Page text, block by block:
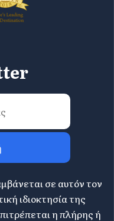
σε αυτόν τον
ιδιοκτησία της
η πλήρης ή